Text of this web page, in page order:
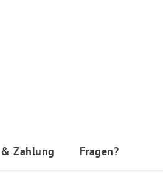
Zahlung Fragen?